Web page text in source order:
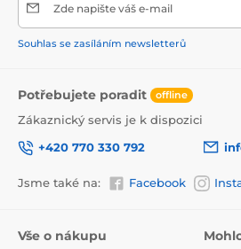
Zde napište váš e-mail
Souhlas se zasíláním newsletterů
Potřebujete poradit offline
Zákaznický servis je k dispozici
+420 770 330 792
Jsme také na: Facebook
Vše o nákupu